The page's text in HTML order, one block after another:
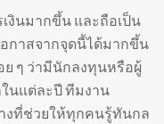
นมากขึ้น และถือเป็น
กาสจากจุดนี้ได้มากขึ้น
ย ๆ ว่ามีนักลงทุนหรือผู้
นแต่ละปี ทีมงาน
งที่ช่วยให้ทุกคนรู้ทันกล